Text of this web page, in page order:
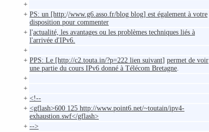
+
+ PS: un [http://www.g6.asso.fr/blog blog] est également à votre
disposition pour commenter
+ l'actualité, les avantages ou les problèmes techniques liés à
l'arrivée d'IPv6.
+
+ PPS: Le [http://c2.touta.in/?p=222 lien suivant] permet de voir
une partie du cours IPv6 donné à Télécom Bretagne.
+
+
+ <!--
+ <gflash>600 125 http://www.point6.net/~toutain/ipv4-
exhaustion.swf</gflash>
+ -->